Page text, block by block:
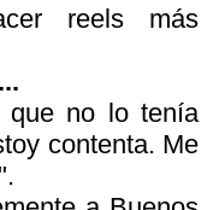
reels más
no lo tenía
contenta. Me